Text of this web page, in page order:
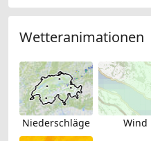
Wetteranimationen
Niederschläge Wind